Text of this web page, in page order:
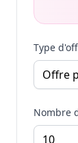
Type
Nombre